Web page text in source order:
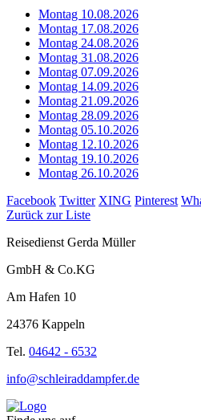
Montag 10.08.2026
Montag 17.08.2026
Montag 24.08.2026
Montag 31.08.2026
Montag 07.09.2026
Montag 14.09.2026
Montag 21.09.2026
Montag 28.09.2026
Montag 05.10.2026
Montag 12.10.2026
Montag 19.10.2026
Montag 26.10.2026
Facebook Twitter XING Pinterest
Zurück zur Liste
Reisedienst Gerda Müller
GmbH & Co.KG
Am Hafen 10
24376 Kappeln
Tel. 04642 - 6532
info@schleiraddampfer.de